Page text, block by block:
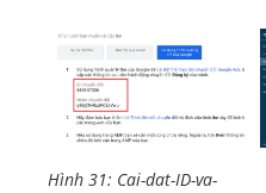
Hình 31: Cai-dat-ID-va-